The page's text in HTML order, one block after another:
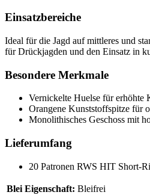
Einsatzbereiche
Ideal für die Jagd auf mittleres und
für Drückjagden und den Einsatz in
Besondere Merkmale
Vernickelte Huelse für erhöhte
Orangene Kunststoffspitze für
Monolithisches Geschoss mit
Lieferumfang
20 Patronen RWS HIT Short-
Blei Eigenschaft: Bleifrei